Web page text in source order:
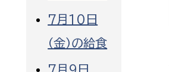
7月10日
（金）の給食
7月9日